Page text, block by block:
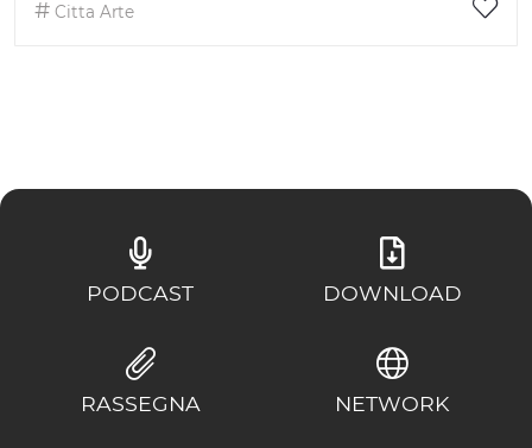
Citta Arte
PODCAST DOWNLOAD
RASSEGNA NETWORK